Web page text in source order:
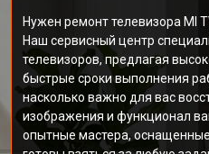
Нужен ремонт телевизора MI
Наш сервисный центр
телевизоров, предлагая
быстрые сроки выполнения
насколько важно для вас
изображения и функционал
опытные мастера,